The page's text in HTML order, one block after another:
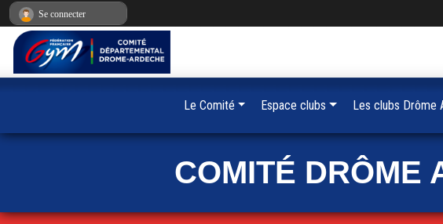
COMITÉ DRÔME
Le Comité Espace clubs Les clubs Drôme
Se connecter
Panneau de gestion des cookies